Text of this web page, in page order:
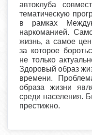
автоклуба
тематическую
в рамках
наркоманией.
жизнь, а самое
за которое
не только
Здоровый образ
времени.
образа жизни
среди населения.
престижно.